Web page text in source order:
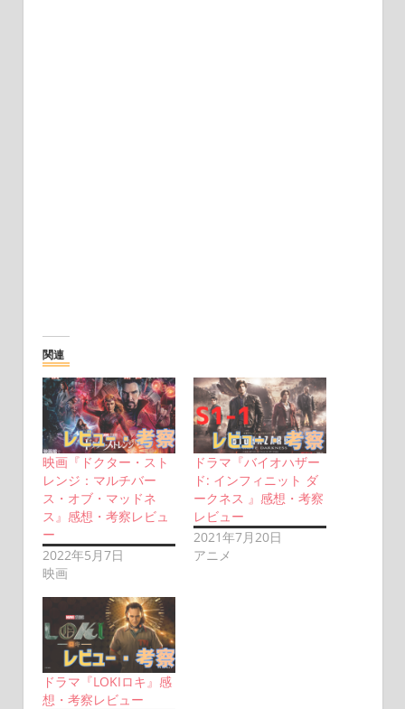
関連
映画『ドクター・スト
レンジ：マルチバー
ス・オブ・マッドネ
ス』感想・考察レビュ
ー
2022年5月7日
映画
ドラマ『バイオハザー
ド: インフィニット ダ
ークネス 』感想・考察
レビュー
2021年7月20日
アニメ
ドラマ『LOKIロキ』感
想・考察レビュー